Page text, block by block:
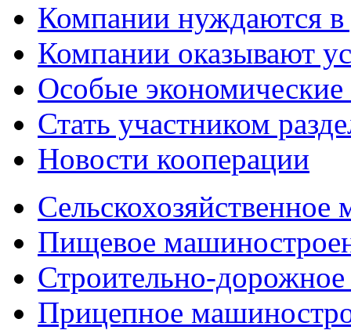
Компании нуждаются в
Компании оказывают
Особые
Стать участником
Новости кооперации
Пищевое
Строительно-
Прицепное